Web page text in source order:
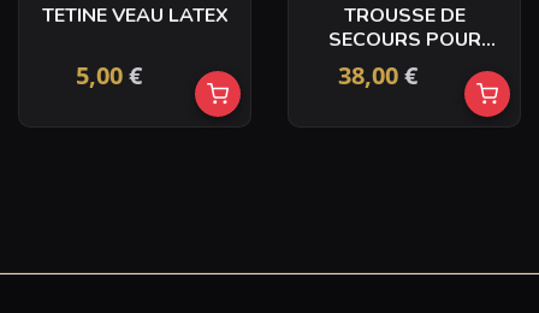
TETINE VEAU LATEX
5,00€
TROUSSE DE
SECOURS POUR
ANIMAUX
38,00€